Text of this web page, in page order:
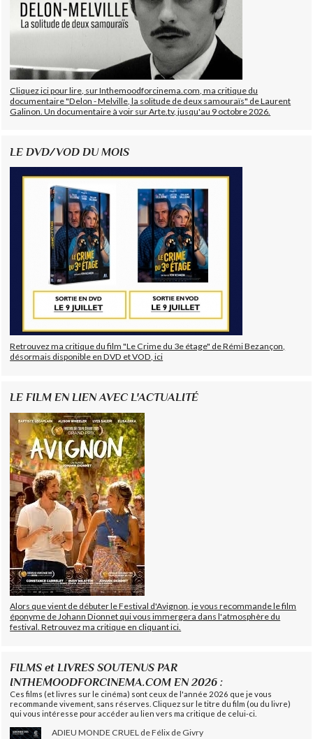
Cliquez ici pour lire, sur Inthemoodforcinema.com, ma critique du
documentaire "Delon - Melville, la solitude de deux samouraïs" de Laurent
Galinon. Un documentaire à voir sur Arte.tv, jusqu'au 9 octobre 2026.
LE DVD/VOD DU MOIS
Retrouvez ma critique du film "Le Crime du 3e étage" de Rémi Bezançon,
désormais disponible en DVD et VOD, ici
LE FILM EN LIEN AVEC L'ACTUALITÉ
Alors que vient de débuter le Festival d'Avignon, je vous recommande le film
éponyme de Johann Dionnet qui vous immergera dans l'atmosphère du
festival. Retrouvez ma critique en cliquant ici.
FILMS et LIVRES SOUTENUS PAR
INTHEMOODFORCINEMA.COM EN 2026 :
Ces films (et livres sur le cinéma) sont ceux de l'année 2026 que je vous
recommande vivement, sans réserves. Cliquez sur le titre du film (ou du livre)
qui vous intéresse pour accéder au lien vers ma critique de celui-ci.
ADIEU MONDE CRUEL de Félix de Givry